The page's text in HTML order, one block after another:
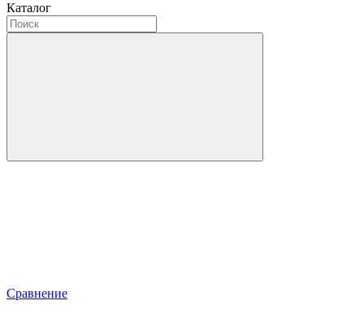
Каталог
Сравнение